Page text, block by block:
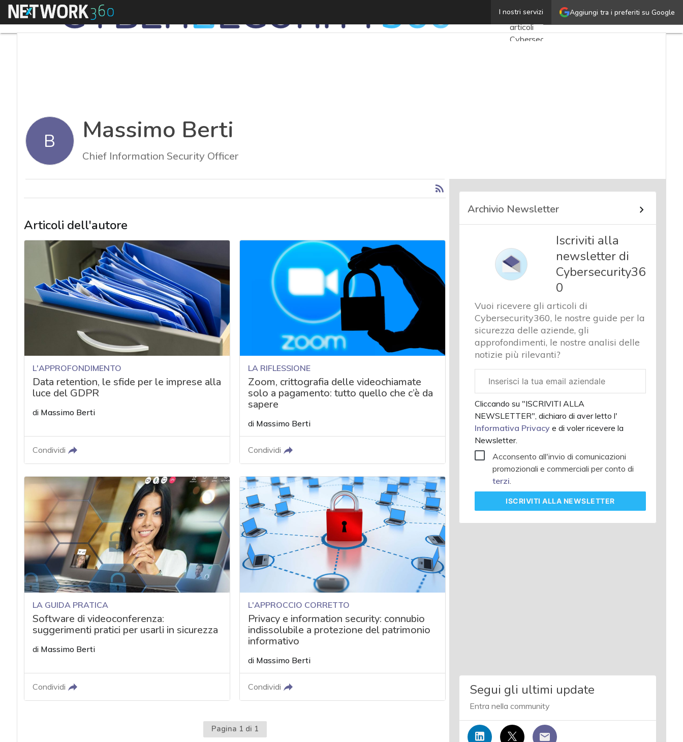
Aggiungi tra i preferiti su Google
I nostri servizi
Menu Massimo BertiUltimi
articoli
Cybersecurity
News,
attualità
Cyber
sicurezza
e privacy
Corsi
Chi
siamo
B Massimo Berti
Chief Information Security Officer
Articoli dell'autore
L'APPROFONDIMENTO
Data retention, le sfide per le imprese alla
luce del GDPR
di Massimo Berti
Condividi
LA RIFLESSIONE
Zoom, crittografia delle videochiamate
solo a pagamento: tutto quello che c’è da
sapere
di Massimo Berti
Condividi
LA GUIDA PRATICA
Software di videoconferenza:
suggerimenti pratici per usarli in sicurezza
di Massimo Berti
Condividi
L'APPROCCIO CORRETTO
Privacy e information security: connubio
indissolubile a protezione del patrimonio
informativo
di Massimo Berti
Condividi
Pagina 1 di 1
Archivio Newsletter
Iscriviti alla
newsletter di
Cybersecurity36
0
Vuoi ricevere gli articoli di
Cybersecurity360, le nostre guide per la
sicurezza delle aziende, gli
approfondimenti, le nostre analisi delle
notizie più rilevanti?
aziendale
Cliccando su "ISCRIVITI ALLA
NEWSLETTER", dichiaro di aver letto l'
Informativa Privacye di voler ricevere la
Newsletter.
Acconsento all'invio di comunicazioni
promozionali e commerciali per conto di
terzi.
ISCRIVITIALLA NEWSLETTER
Segui gli ultimi update
Entra nella community